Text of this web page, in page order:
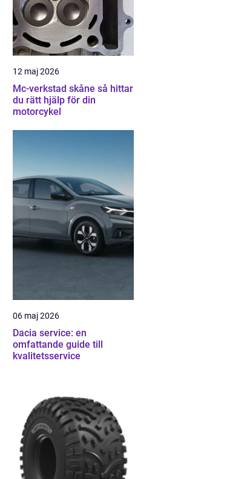
12 maj 2026
Mc-verkstad skåne så hittar
du rätt hjälp för din
motorcykel
06 maj 2026
Dacia service: en
omfattande guide till
kvalitetsservice